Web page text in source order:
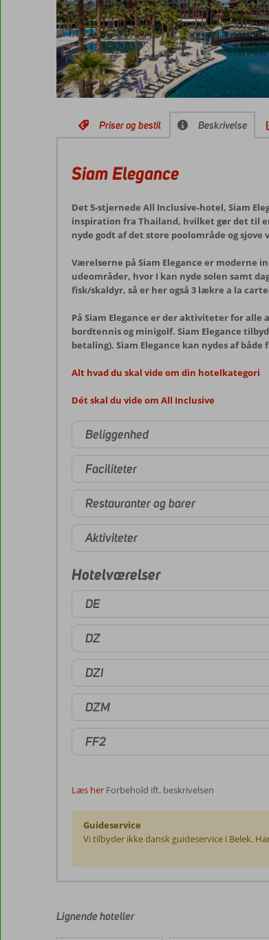
Priser og bestil Beskrivelse
Siam Elegance
Det 5-stjernede All Inclusive-hotel, Siam
inspiration fra Thailand, hvilket gør det til
nyde godt af det store poolområde og
Værelserne på Siam Elegance er moderne
udeområder, hvor I kan nyde solen samt
fisk/skaldyr, så er her også 3 lækre a la
På Siam Elegance er der aktiviteter for alle
bordtennis og minigolf. Siam Elegance
betaling). Siam Elegance kan nydes af
Alt hvad du skal vide om din hotelkategori
Dét skal du vide om All Inclusive
Beliggenhed
Faciliteter
Restauranter og barer
Aktiviteter
Hotelværelser
DE
DZ
DZI
DZM
FF2
Læs her Forbehold ift. beskrivelsen
Guideservice
Vi tilbyder ikke dansk guideservice i Belek.
af
Lignende hoteller